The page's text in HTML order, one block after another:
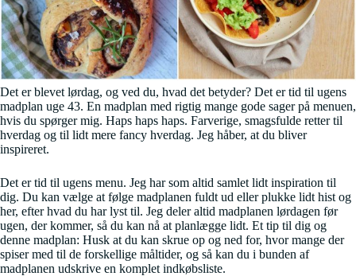
Det er blevet lørdag, og ved du, hvad det betyder? Det er tid til ugens
madplan uge 43. En madplan med rigtig mange gode sager på menuen,
hvis du spørger mig. Haps haps haps. Farverige, smagsfulde retter til
hverdag og til lidt mere fancy hverdag. Jeg håber, at du bliver
inspireret.
Det er tid til ugens menu. Jeg har som altid samlet lidt inspiration til
dig. Du kan vælge at følge madplanen fuldt ud eller plukke lidt hist og
her, efter hvad du har lyst til. Jeg deler altid madplanen lørdagen før
ugen, der kommer, så du kan nå at planlægge lidt. Et tip til dig og
denne madplan: Husk at du kan skrue op og ned for, hvor mange der
spiser med til de forskellige måltider, og så kan du i bunden af
madplanen udskrive en komplet indkøbsliste.